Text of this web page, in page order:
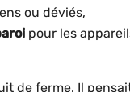
ou déviés,
pour les
de ferme. Il